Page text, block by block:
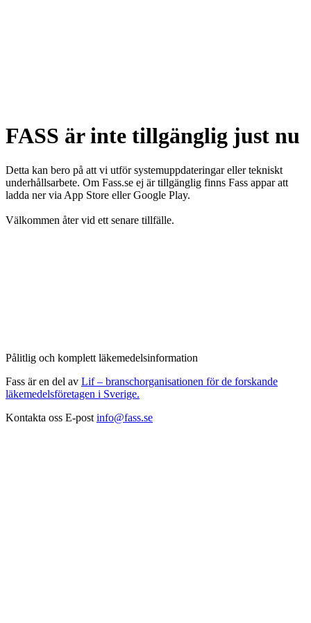
FASS är inte tillgänglig just nu
Detta kan bero på att vi utför systemuppdateringar eller tekniskt
underhållsarbete. Om Fass.se ej är tillgänglig finns Fass appar att
ladda ner via App Store eller Google Play.
Välkommen åter vid ett senare tillfälle.
Pålitlig och komplett läkemedelsinformation
Fass är en del av Lif – branschorganisationen för de forskande
läkemedelsföretagen i Sverige.
Kontakta oss E-post info@fass.se